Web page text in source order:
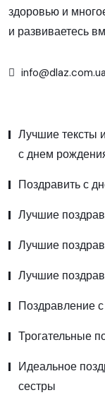
здоровью и
и развиваетесь
info@dlaz.com.ua
Лучшие тексты
с днем
Поздравить с
Лучшие
Лучшие
Лучшие
Поздравление
Трогательные
Идеальное
сестры